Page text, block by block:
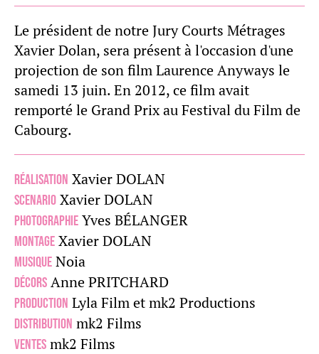
Le président de notre Jury Courts Métrages
Xavier Dolan, sera présent à l'occasion d'une
projection de son film Laurence Anyways le
samedi 13 juin. En 2012, ce film avait
remporté le Grand Prix au Festival du Film de
Cabourg.
RÉALISATION Xavier DOLAN
SCENARIO Xavier DOLAN
PHOTOGRAPHIE Yves BÉLANGER
MONTAGE Xavier DOLAN
MUSIQUE Noia
DÉCORS Anne PRITCHARD
PRODUCTION Lyla Film et mk2 Productions
DISTRIBUTION mk2 Films
VENTES mk2 Films